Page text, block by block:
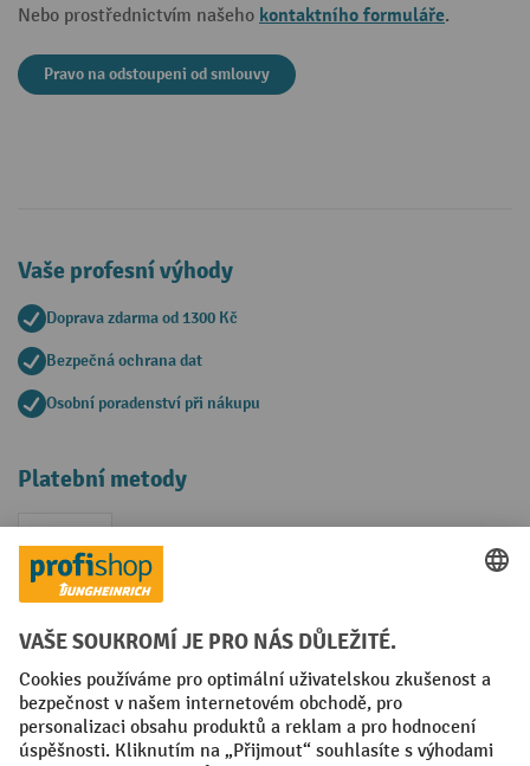
Nebo prostřednictvím našeho kontaktního formuláře.
Pravo na odstoupeni od smlouvy
Vaše profesní výhody
Doprava zdarma od 1300 Kč
Bezpečná ochrana dat
Osobní poradenství při nákupu
Platební metody
Faktura
Sociální sítě
Facebook
YouTubeLinkedIn